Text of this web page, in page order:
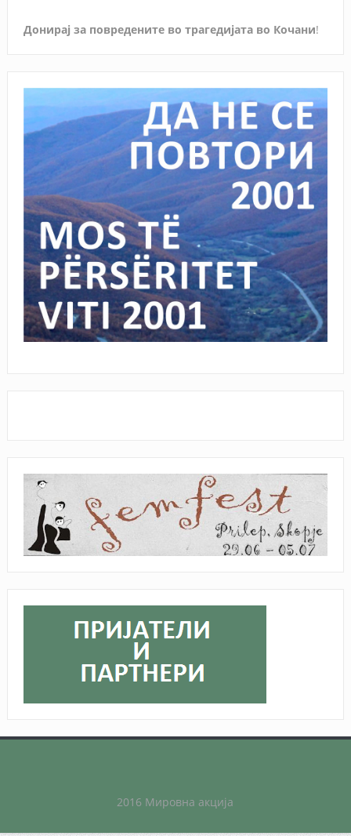
Донирај за повредените во трагедијата во Кочани!
2016 Мировна акција